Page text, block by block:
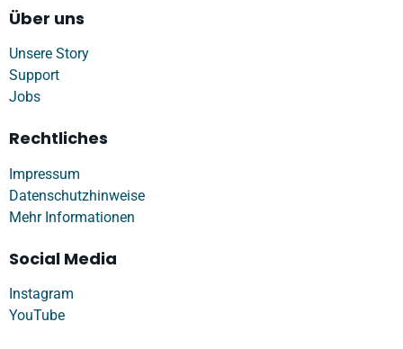
Über uns
Unsere Story
Support
Jobs
Rechtliches
Impressum
Datenschutzhinweise
Mehr Informationen
Social Media
Instagram
YouTube